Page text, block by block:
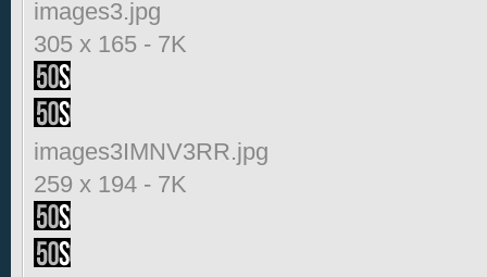
images3.jpg
305 x 165 - 7K
images3IMNV3RR.jpg
259 x 194 - 7K